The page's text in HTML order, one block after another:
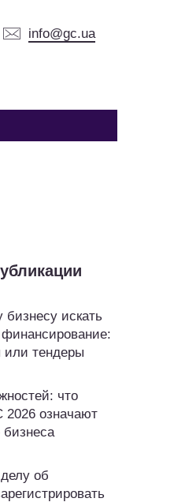
info@gc.ua
бизнесу искать
или тендеры
что
2026 означают
бизнеса
об